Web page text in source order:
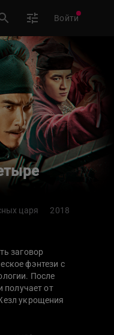
Войти
царя
2018
заговор
фэнтези с
После
получает от
укрощения
благородном